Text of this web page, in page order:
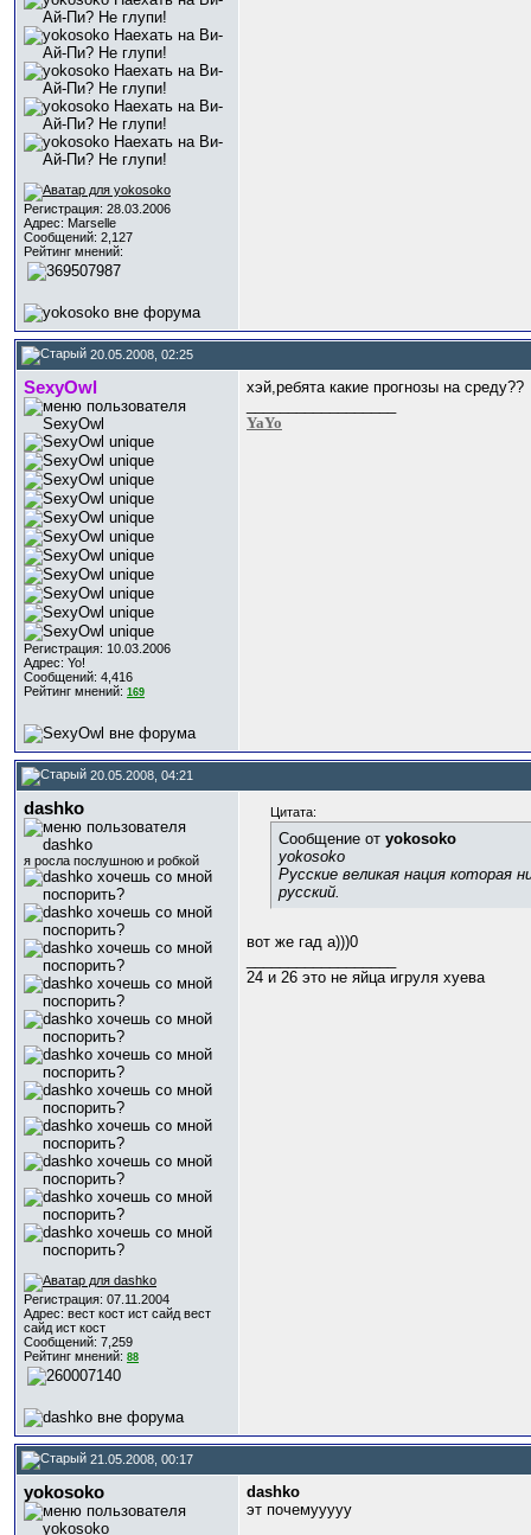
Регистрация: 28.03.2006
Адрес: Marselle
Сообщений: 2,127
Рейтинг мнений:
20.05.2008, 02:25
SexyOwl
Регистрация: 10.03.2006
Адрес: Yo!
Сообщений: 4,416
Рейтинг мнений: 169
хэй,ребята какие прогнозы на среду??
YaYo
20.05.2008, 04:21
dashko
я росла послушною и робкой
Регистрация: 07.11.2004
Адрес: вест кост ист сайд вест
сайд ист кост
Сообщений: 7,259
Рейтинг мнений: 88
Цитата:
Сообщение от yokosoko
yokosoko
Русские великая нация
русский.
вот же гад а)))0
24 и 26 это не яйца игруля хуева
21.05.2008, 00:17
yokosoko
dashko
эт почемууууу